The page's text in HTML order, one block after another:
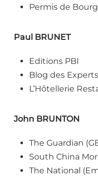
Permis de
Paul BRUNET
Editions PBI
Blog des Experts
L’Hôtellerie
John BRUNTON
The Guardian
South China
The National